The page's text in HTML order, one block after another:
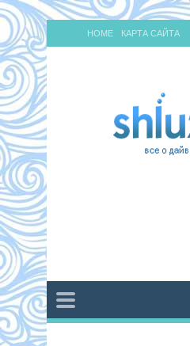
HOME КАРТА САЙТА